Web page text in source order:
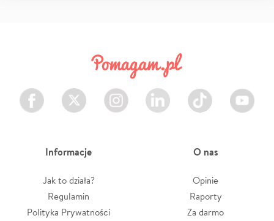
Facebook Twitter Instagram LinkedIn TikTok Youtube
Informacje
Jak to działa?
Regulamin
Polityka Prywatności
O nas
Opinie
Raporty
Za darmo